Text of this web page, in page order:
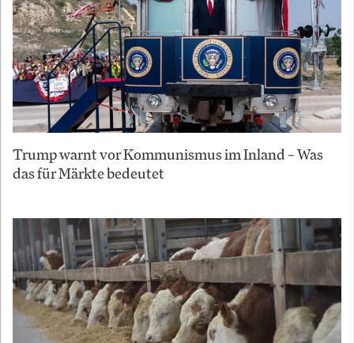
Trump warnt vor Kommunismus im Inland – Was
das für Märkte bedeutet